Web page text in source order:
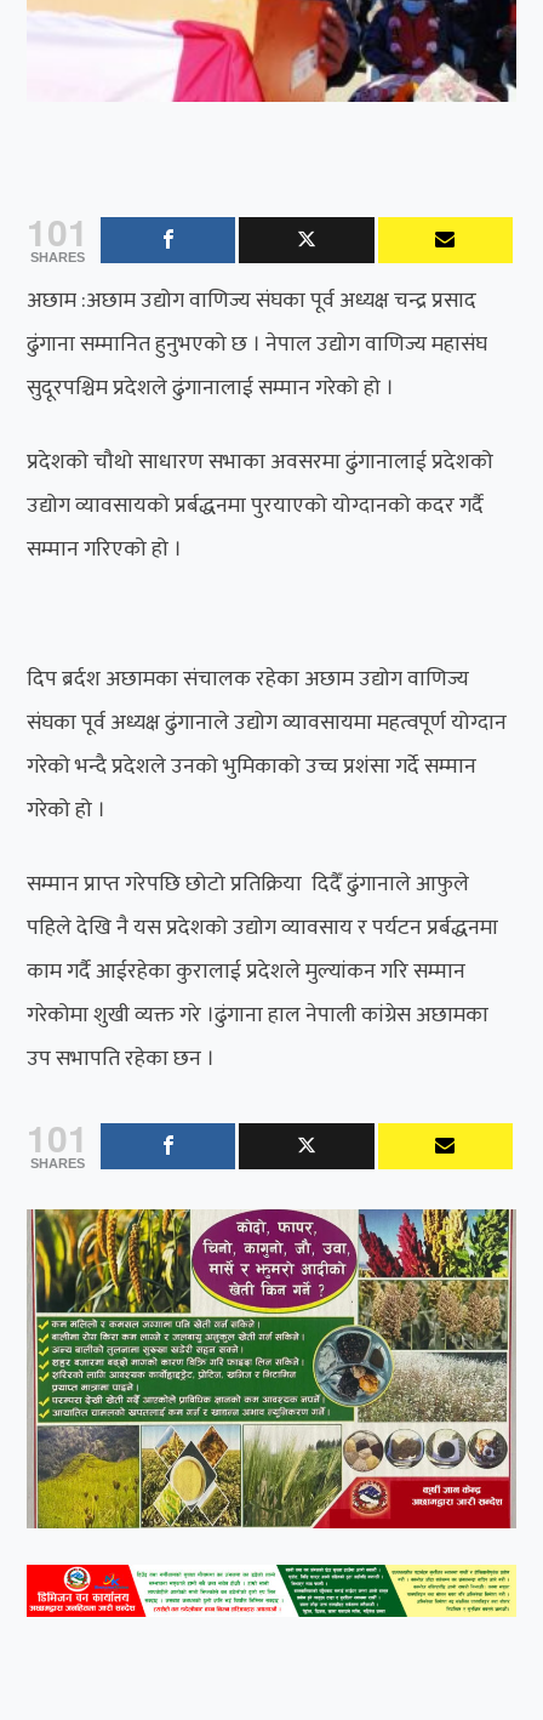
101
SHARES
अछाम :अछाम उद्योग वाणिज्य संघका पूर्व अध्यक्ष चन्द्र प्रसाद
ढुंगाना सम्मानित हुनुभएको छ । नेपाल उद्योग वाणिज्य महासंघ
सुदूरपश्चिम प्रदेशले ढुंगानालाई सम्मान गरेको हो ।
प्रदेशको चौथो साधारण सभाका अवसरमा ढुंगानालाई प्रदेशको
उद्योग व्यावसायको प्रर्बद्धनमा पुरयाएको योग्दानको कदर गर्दै
सम्मान गरिएको हो ।
दिप ब्रर्दश अछामका संचालक रहेका अछाम उद्योग वाणिज्य
संघका पूर्व अध्यक्ष ढुंगानाले उद्योग व्यावसायमा महत्वपूर्ण योग्दान
गरेको भन्दै प्रदेशले उनको भुमिकाको उच्च प्रशंसा गर्दे सम्मान
गरेको हो ।
सम्मान प्राप्त गरेपछि छोटो प्रतिक्रिया दिदैँ ढुंगानाले आफुले
पहिले देखि नै यस प्रदेशको उद्योग व्यावसाय र पर्यटन प्रर्बद्धनमा
काम गर्दै आईरहेका कुरालाई प्रदेशले मुल्यांकन गरि सम्मान
गरेकोमा शुखी व्यक्त गरे ।ढुंगाना हाल नेपाली कांग्रेस अछामका
उप सभापति रहेका छन ।
101
SHARES